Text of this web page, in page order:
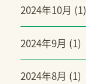
2024年10月 (1)
2024年9月 (1)
2024年8月 (1)